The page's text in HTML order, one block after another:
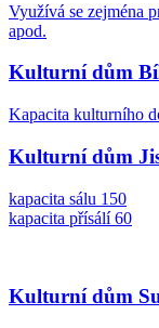
Využívá se zejména
apod.
Kulturní dům
Kapacita kulturního
Kulturní dům
kapacita sálu 150
kapacita přísálí 60
Kulturní dům